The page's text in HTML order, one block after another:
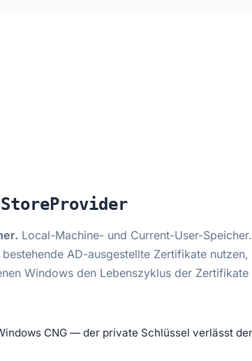
Local-Machine- und Current-User-Speicher.
AD-ausgestellte Zertifikate nutzen,
Windows den Lebenszyklus der Zertifikate
CNG — der private Schlüssel verlässt